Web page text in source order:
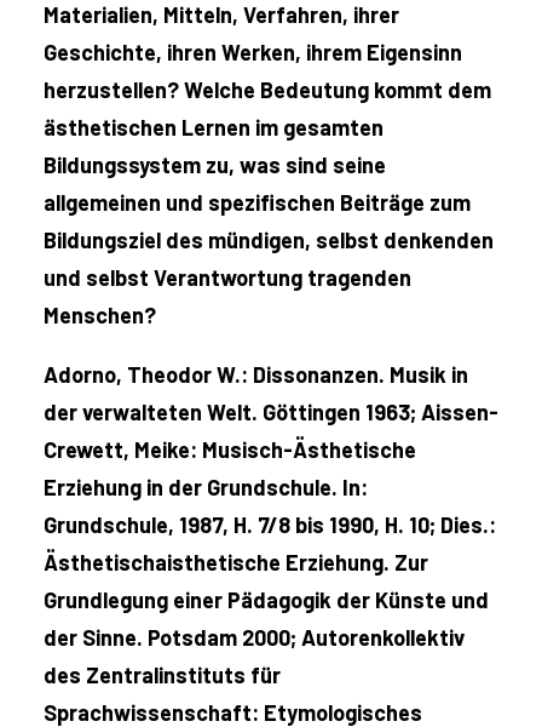
Materialien, Mitteln, Verfahren, ihrer
Geschichte, ihren Werken, ihrem Eigensinn
herzustellen? Welche Bedeutung kommt dem
ästhetischen Lernen im gesamten
Bildungssystem zu, was sind seine
allgemeinen und spezifischen Beiträge zum
Bildungsziel des mündigen, selbst denkenden
und selbst Verantwortung tragenden
Menschen?
Adorno, Theodor W.: Dissonanzen. Musik in
der verwalteten Welt. Göttingen 1963; Aissen-
Crewett, Meike: Musisch-Ästhetische
Erziehung in der Grundschule. In:
Grundschule, 1987, H. 7/8 bis 1990, H. 10; Dies.:
Ästhetischaisthetische Erziehung. Zur
Grundlegung einer Pädagogik der Künste und
der Sinne. Potsdam 2000; Autorenkollektiv
des Zentralinstituts für
Sprachwissenschaft: Etymologisches